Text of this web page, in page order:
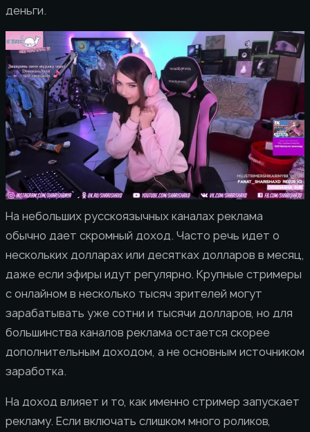
деньги.
На небольших русскоязычных каналах реклама
обычно дает скромный доход. Часто речь идет о
нескольких долларах или десятках долларов в месяц,
даже если эфиры идут регулярно. Крупные стримеры
с онлайном в несколько тысяч зрителей могут
зарабатывать уже сотни и тысячи долларов, но для
большинства каналов реклама остается скорее
дополнительным доходом, а не основным источником
заработка.
На доход влияет и то, как именно стример запускает
рекламу. Если включать слишком много роликов,